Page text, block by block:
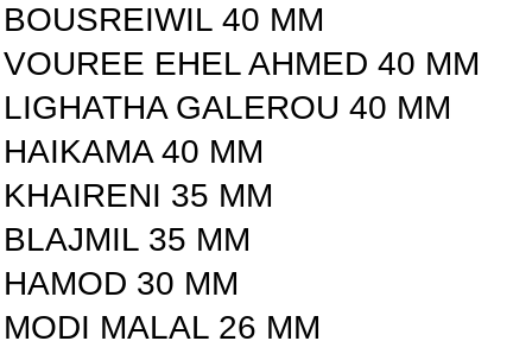
BOUSREIWIL 40 MM
VOUREE EHEL AHMED 40 MM
LIGHATHA GALEROU 40 MM
HAIKAMA 40 MM
KHAIRENI 35 MM
BLAJMIL 35 MM
HAMOD 30 MM
MODI MALAL 26 MM